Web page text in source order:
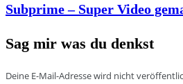
Subprime – Super Video
Sag mir was du denkst
Deine E-Mail-Adresse wird nicht